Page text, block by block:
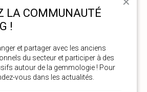
LA COMMUNAUTÉ
!
et partager avec les anciens
du secteur et participer à des
autour de la gemmologie ! Pour
vous dans les actualités.
MSc
Laboratoire Français de Gemmologie (LFG)
30, Rue de la Victoire - 75009 Paris - France
+33 (0)1 40 26 25 45 - contact@lfg.paris